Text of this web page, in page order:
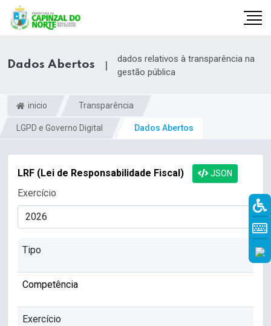
Dados Abertos |
dados relativos à transparência na
gestão pública
inicio Transparência
LGPD e Governo Digital Dados Abertos
LRF (Lei de Responsabilidade Fiscal) JSON
Exercício
Tipo
Competência
Exercício